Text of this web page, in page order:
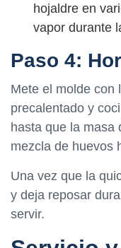
hojaldre en
vapor durante
Paso 4:
Mete el molde con
precalentado y
hasta que la masa
mezcla de huevos
Una vez que la
y deja reposar
servir.